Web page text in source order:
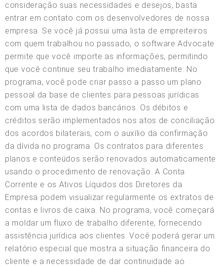
consideração suas necessidades e desejos, basta
entrar em contato com os desenvolvedores de nossa
empresa. Se você já possui uma lista de empreiteiros
com quem trabalhou no passado, o software Advocate
permite que você importe as informações, permitindo
que você continue seu trabalho imediatamente. No
programa, você pode criar passo a passo um plano
pessoal da base de clientes para pessoas jurídicas
com uma lista de dados bancários. Os débitos e
créditos serão implementados nos atos de conciliação
dos acordos bilaterais, com o auxílio da confirmação
da dívida no programa. Os contratos para diferentes
planos e conteúdos serão renovados automaticamente
usando o procedimento de renovação. A Conta
Corrente e os Ativos Líquidos dos Diretores da
Empresa podem visualizar regularmente os extratos de
contas e livros de caixa. No programa, você começará
a moldar um fluxo de trabalho diferente, fornecendo
assistência jurídica aos clientes. Você poderá gerar um
relatório especial que mostra a situação financeira do
cliente e a necessidade de dar continuidade ao